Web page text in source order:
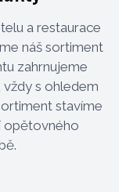
a restaurace
náš sortiment
zahrnujeme
s ohledem
stavíme
opětovného